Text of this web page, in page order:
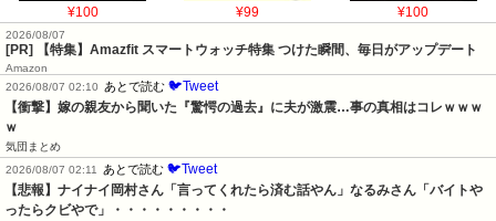
¥100 ¥99 ¥100
2026/08/07
[PR] 【特集】Amazfit スマートウォッチ特集 つけた瞬間、毎日がアップデート
Amazon
2026/08/07 02:10
あとで読む 🐦Tweet
【衝撃】嫁の親友から聞いた『驚愕の過去』に夫が激震…事の真相はコレｗｗｗ
ｗ
気団まとめ
2026/08/07 02:11
あとで読む 🐦Tweet
【悲報】ナイナイ岡村さん「言ってくれたら済む話やん」なるみさん「バイトや
ったらクビやで」・・・・・・・・・